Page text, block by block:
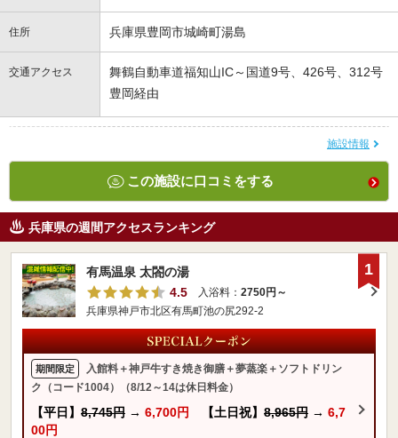
住所 兵庫県豊岡市城崎町湯島
交通アクセス
舞鶴自動車道福知山IC～国道9号、426号、312号
豊岡経由
施設情報
この施設に口コミをする
兵庫県の週間アクセスランキング
有馬温泉 太閤の湯
4.5
入浴料： 2750円～
兵庫県神戸市北区有馬町池の尻292-2
期間限定
入館料＋神戸牛すき焼き御膳＋夢蒸楽＋ソフトドリン
ク（コード1004）（8/12～14は休日料金）
【平日】 8,745円 → 6,700円 【土日祝】 8,965円 → 6,7
00円
1